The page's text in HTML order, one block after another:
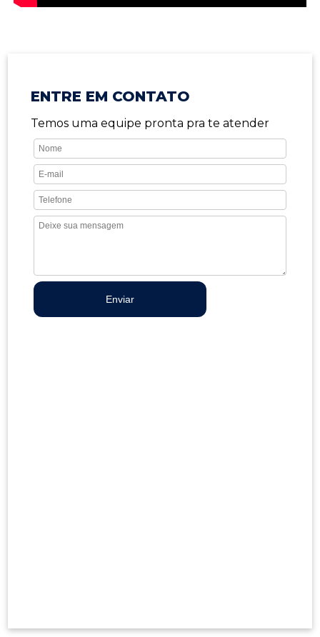
ENTRE EM CONTATO
Temos uma equipe pronta pra te atender